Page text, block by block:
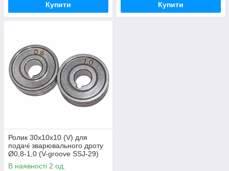
Купити Купити
Ролик 30х10х10 (V) для
подачі зварювального дроту
Ø0,8-1,0 (V-groove SSJ-29)
В наявності 2 од.